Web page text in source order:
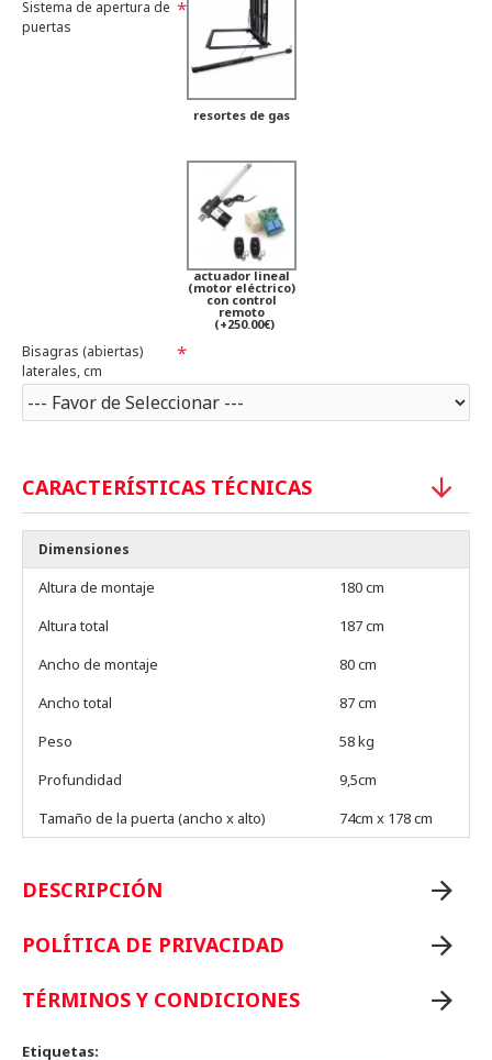
Sistema de apertura de
puertas
resortes de gas
actuador lineal
(motor eléctrico)
con control
remoto
(+250.00€)
Bisagras (abiertas)
laterales, cm
CARACTERÍSTICAS TÉCNICAS
Dimensiones
Altura de montaje
180 cm
Altura total
187 cm
Ancho de montaje
80 cm
Ancho total
87 cm
Peso
58 kg
Profundidad
9,5cm
Tamaño de la puerta (ancho x alto)
74cm x 178 cm
DESCRIPCIÓN
POLÍTICA DE PRIVACIDAD
TÉRMINOS Y CONDICIONES
Etiquetas: